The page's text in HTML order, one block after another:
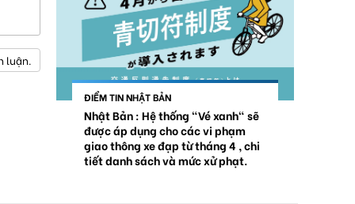
luận.
ĐIỂM TIN NHẬT BẢN
Nhật Bản : Hệ thống "Vé xanh" sẽ
được áp dụng cho các vi phạm
giao thông xe đạp từ tháng 4 , chi
tiết danh sách và mức xử phạt.